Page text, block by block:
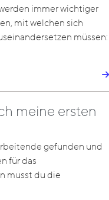
immer wichtiger
mit welchen sich
müssen:
meine ersten
gefunden und
für das
musst du die